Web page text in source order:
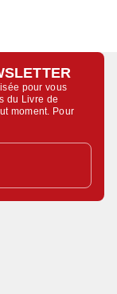
pour vous
du Livre de
moment. Pour